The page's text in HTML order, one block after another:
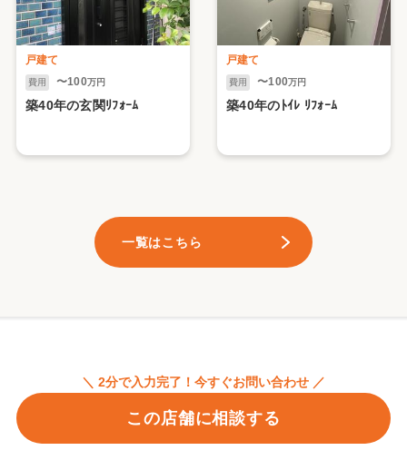
戸建て
費用 〜100万円
築40年の玄関ﾘﾌｫｰﾑ
戸建て
費用 〜100万円
築40年のﾄｲﾚ ﾘﾌｫｰﾑ
一覧はこちら
＼ 2分で入力完了！今すぐお問い合わせ ／
この店舗に相談する